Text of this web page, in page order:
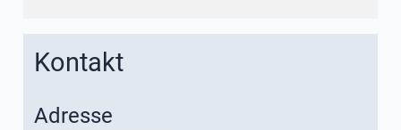
Kontakt
Adresse